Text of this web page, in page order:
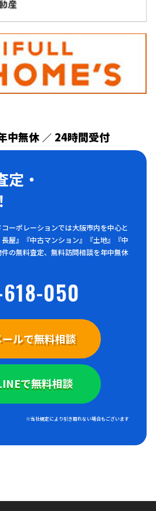
中無休 ／ 24時間受付
定・
ーポレーションでは大阪市内を中心と
屋』『中古マンション』『土地』『中
の無料査定、無料訪問相談を年中無休
050
ールで無料相談
で無料相談
※当社規定により引き取れない場合もございます